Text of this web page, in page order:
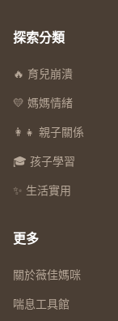
探索分類
🔥 育兒崩潰
💛 媽媽情緒
👩‍👧 親子關係
🎓 孩子學習
✨ 生活實用
更多
關於薇佳媽咪
喘息工具館